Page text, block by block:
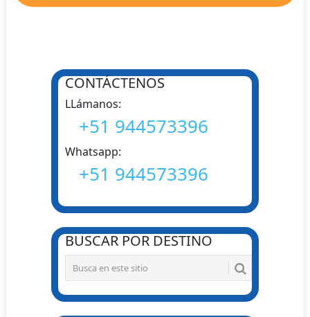
CONTÁCTENOS
LLámanos:
+51 944573396
Whatsapp:
+51 944573396
BUSCAR POR DESTINO